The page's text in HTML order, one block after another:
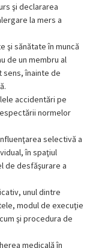
şi declararea
la mers a
şi sănătate în muncă
de un membru al
înainte de
accidentări pe
normelor
selectivă a
în spaţiul
de desfăşurare a
unul dintre
modul de execuţie
şi procedura de
medicală în